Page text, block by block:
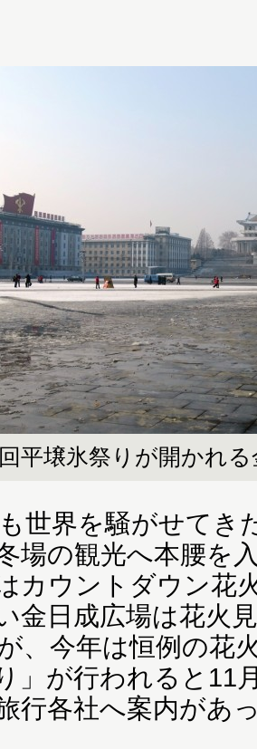
平壌氷祭りが開かれ
世界を騒がせてき
場の観光へ本腰を
カウントダウン花
金日成広場は花火
、今年は恒例の花
」が行われると11
行各社へ案内があ